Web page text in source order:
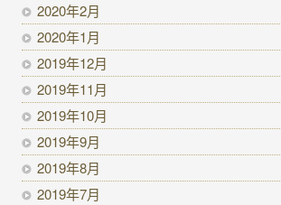
2020年2月
2020年1月
2019年12月
2019年11月
2019年10月
2019年9月
2019年8月
2019年7月